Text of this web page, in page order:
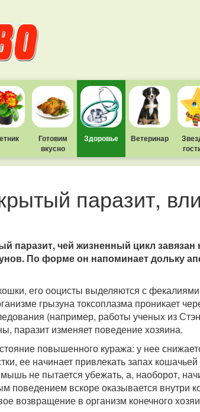
Готовим
вкусно
Здоровье Ветеринар
паразит,
паразит, чей жизненный цикл завязан
По форме он напоминает дольку
его ооцисты выделяются с
грызуна токсоплазма проникает
(например, работы ученых из
паразит изменяет поведение хозяина.
повышенного куража: у нее
ее начинает привлекать запах
не пытается убежать, а, наоборот,
вскоре оказывается внутри
возвращение в организм конечного